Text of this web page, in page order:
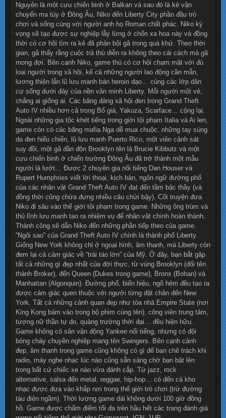
Nguyên là một cựu chiến binh ở Balkan và sau đó là kẻ vận
chuyển ma túy ở Đông Âu, Niko đến Liberty City phần đầu trò
chơi và sống cùng với người anh họ Roman chất phác. Niko kỳ
vọng sẽ tạo được sự nghiệp lẫy lừng ở chốn xa hoa này và đồng
thời có cơ hội tìm ra kẻ đã phản bội gã trong quá khứ. Theo thời
gian, gã thấy rằng cuộc trả thù diễn ra không theo cái cách mà gã
mong đợi. Bên cạnh Niko, game thủ có cơ hội chạm mặt với đủ
loại người trong xã hội, kể cả những người lao động cần mẫn,
lương thiện lẫn lũ lưu manh bán heroin dạo… cùng các lớp dân
cư sống dưới đáy của nền văn minh Liberty. Mỗi người một vẻ,
chẳng ai giống ai. Các băng đảng xã hội đen trong Grand Theft
Auto IV nhiều hơn cả trong Bố già, Yakuza, Scarface… cộng lại.
Ngoài những gia tộc khét tiếng trong giới tội phạm Italia và Ai len,
game còn có các băng mafia Nga dễ mua chuộc, những tay súng
da đen hiếu chiến, lũ lưu manh Puerto Rico, một viên cảnh sát
suy đồi, một gã đần độn Brooklyn tên là Brucie Kibbutz và một
cựu chiến binh ở chiến trường Đông Âu đã trở thành một mẫu
người lả lướt… Được 2 chuyên gia nổi tiếng Dan Houser và
Rupert Humphries viết lời thoại, kịch bản, ngôn ngữ đường phố
của các nhân vật Grand Theft Auto IV đạt đến tầm bậc thầy (và
đồng thời cũng chứa đựng nhiều câu chửi bậy). Cốt truyện đưa
Niko đi sâu vào thế giới tội phạm trong game. Những ông trùm và
thủ lĩnh lưu manh tạo ra nhiệm vụ để nhân vật chính hoàn thành.
Thành công sẽ dẫn Niko đến những phần tiếp theo của game.
“Ngôi sao” của Grand Theft Auto IV chính là thành phố Liberty.
Giống New York không chỉ ở ngoại hình, âm thanh, mà Liberty còn
đem lại cả cảm giác về “trái táo lớn” của Mỹ. Ở đây, bạn bắt gặp
tất cả những gì đẹp nhất của đời thực, từ vùng Brooklyn (đổi tên
thành Broker), đến Queen (Dukes trong game), Bronx (Bohan) và
Manhattan (Algonquin). Đường phố, biển hiệu, ngõ hẻm đều tạo ra
được cảm giác quen thuộc với người từng đặt chân đến New
York. Tất cả những cảnh quan đẹp như tòa nhà Empire State (nơi
King Kong bám vào trong bộ phim cùng tên), công viên trung tâm,
tượng nữ thần tự do, quảng trường thời đại… đều hiện hữu.
Game không có sân vận động Yankee nổi tiếng, nhưng có đội
bóng chày chuyền nghiệp mang tên Swingers. Bên cạnh cảnh
đẹp, âm thanh trong game cũng không có gì để bạn chê trách khi
radio, máy nghe nhạc lúc nào cũng sẵn sàng chờ bạn bật lên
trong bất cứ chiếc xe nào vừa đánh cắp. Từ jazz, rock
alternative, salsa đến metal, reggae, hip-hop… có đến cả kho
nhạc được đưa vào khắp nơi trong thế giới trò chơi (trừ đường
tàu điện ngầm). Thời lượng game dài không dưới 100 giờ đồng
hồ. Game được chấm điểm tối đa trên hầu hết các trang đánh giá